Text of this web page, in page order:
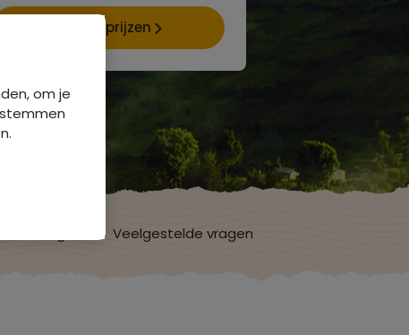
Data & prijzen
Veelgestelde vragen
om je